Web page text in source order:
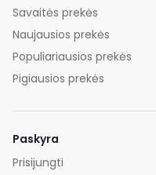
Savaitės prekės
Naujausios prekės
Populiariausios prekės
Pigiausios prekės
Paskyra
Prisijungti